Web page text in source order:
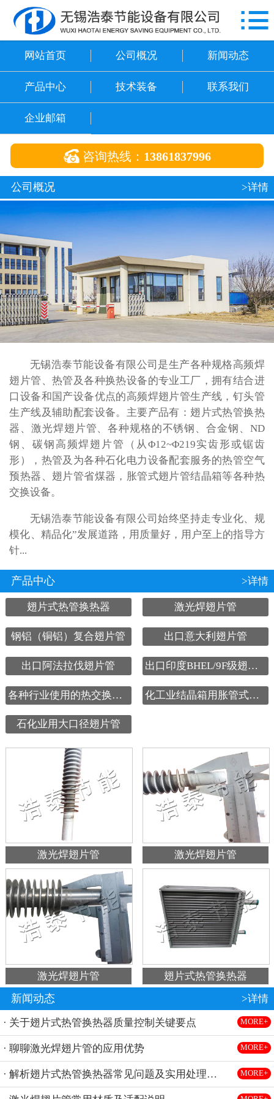
网站首页
联系我们
企业邮箱

网站首页 公司概况 新闻动态
产品中心 技术装备 联系我们
企业邮箱
 咨询热线： 13861837996
公司概况 >详情
无锡浩泰节能设备有限公司是生产各种规格高频焊
翅片管、热管及各种换热设备的专业工厂，拥有结合进
口设备和国产设备优点的高频焊翅片管生产线，钉头管
生产线及辅助配套设备。主要产品有：翅片式热管换热
器、激光焊翅片管、各种规格的不锈钢、合金钢、ND
钢、碳钢高频焊翅片管（从Φ12~Φ219实齿形或锯齿
形），热管及为各种石化电力设备配套服务的热管空气
预热器、翅片管省煤器，胀管式翅片管结晶箱等各种热
交换设备。
无锡浩泰节能设备有限公司始终坚持走专业化、规
模化、精品化”发展道路，用质量好，用户至上的指导方
针...
产品中心 >详情
翅片式热管换热器 激光焊翅片管
钢铝（铜铝）复合翅片管 出口意大利翅片管
出口阿法拉伐翅片管 出口印度BHEL/9F级翅片管
各种行业使用的热交换设备 化工业结晶箱用胀管式翅片管
石化业用大口径翅片管
激光焊翅片管 激光焊翅片管
激光焊翅片管 翅片式热管换热器
新闻动态 >详情
· 关于翅片式热管换热器质量控制关键要点 MORE+
· 聊聊激光焊翅片管的应用优势 MORE+
· 解析翅片式热管换热器常见问题及实用处理方法 MORE+